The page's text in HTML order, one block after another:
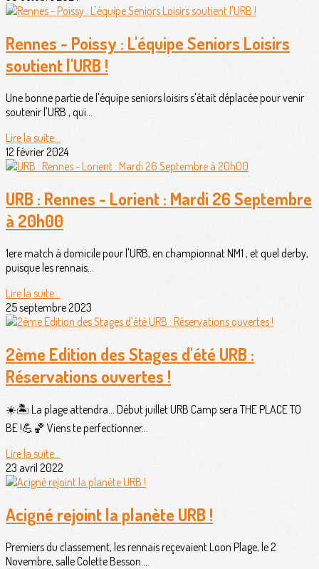
Rennes - Poissy : L'équipe Seniors Loisirs
soutient l'URB !
Une bonne partie de l'équipe seniors loisirs s'était déplacée pour venir
soutenir l'URB , qui...
Lire la suite...
12 février 2024
URB : Rennes - Lorient : Mardi 26 Septembre
à 20h00
1ere match à domicile pour l'URB, en championnat NM1 , et quel derby,
puisque les rennais...
Lire la suite...
25 septembre 2023
2ème Edition des Stages d'été URB :
Réservations ouvertes !
☀️🏝 La plage attendra… Début juillet URB Camp sera THE PLACE TO
BE !💪🏀 Viens te perfectionner...
Lire la suite...
23 avril 2022
Acigné rejoint la planète URB !
Premiers du classement, les rennais reçevaient Loon Plage, le 2
Novembre, salle Colette Besson....